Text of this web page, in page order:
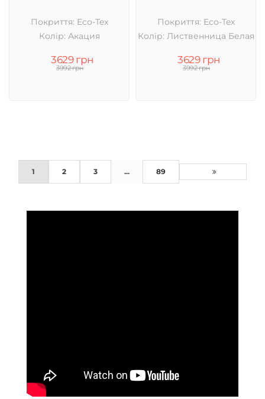
Покриття: Eco-Tex
Колір: Акация
3629 грн
3992 грн
Покриття: Eco-Tex
Колір: Лиственница Белая
3629 грн
3992 грн
1 2 3 ... 89